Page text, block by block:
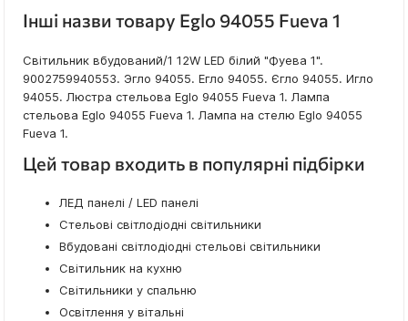
Інші назви товару Eglo 94055 Fueva 1
Світильник вбудований/1 12W LED білий "Фуева 1".
9002759940553. Эгло 94055. Егло 94055. Єгло 94055. Игло
94055. Люстра стельова Eglo 94055 Fueva 1. Лампа
стельова Eglo 94055 Fueva 1. Лампа на стелю Eglo 94055
Fueva 1.
Цей товар входить в популярні підбірки
ЛЕД панелі / LED панелі
Стельові світлодіодні світильники
Вбудовані світлодіодні стельові світильники
Світильник на кухню
Світильники у спальню
Освітлення у вітальні